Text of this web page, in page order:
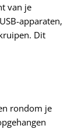
van je
apparaten,
Dit
rondom je